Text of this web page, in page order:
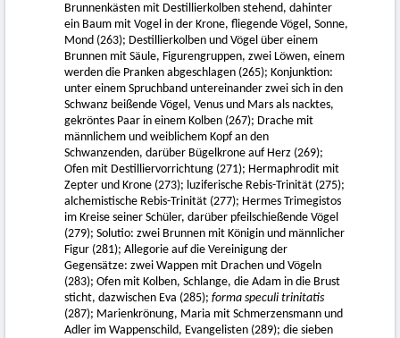
Brunnenkästen mit Destillierkolben stehend, dahinter
ein Baum mit Vogel in der Krone, fliegende Vögel, Sonne,
Mond (263); Destillierkolben und Vögel über einem
Brunnen mit Säule, Figurengruppen, zwei Löwen, einem
werden die Pranken abgeschlagen (265); Konjunktion:
unter einem Spruchband untereinander zwei sich in den
Schwanz beißende Vögel, Venus und Mars als nacktes,
gekröntes Paar in einem Kolben (267); Drache mit
männlichem und weiblichem Kopf an den
Schwanzenden, darüber Bügelkrone auf Herz (269);
Ofen mit Destilliervorrichtung (271); Hermaphrodit mit
Zepter und Krone (273); luziferische Rebis-Trinität (275);
alchemistische Rebis-Trinität (277); Hermes Trimegistos
im Kreise seiner Schüler, darüber pfeilschießende Vögel
(279); Solutio: zwei Brunnen mit Königin und männlicher
Figur (281); Allegorie auf die Vereinigung der
Gegensätze: zwei Wappen mit Drachen und Vögeln
(283); Ofen mit Kolben, Schlange, die Adam in die Brust
sticht, dazwischen Eva (285); forma speculi trinitatis
(287); Marienkrönung, Maria mit Schmerzensmann und
Adler im Wappenschild, Evangelisten (289); die sieben